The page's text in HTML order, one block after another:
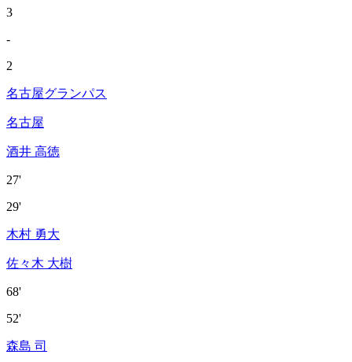
3
-
2
名古屋グランパス
名古屋
酒井 高徳
27'
29'
木村 勇大
佐々木 大樹
68'
52'
森島 司